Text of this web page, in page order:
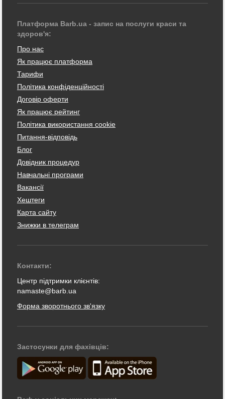
Платформа Barb.ua - запис на послуги краси та
здоров'я:
Про нас
Як працює платформа
Тарифи
Політика конфіденційності
Договір оферти
Як працює рейтинг
Політика використання cookie
Питання-відповідь
Блог
Довідник процедур
Навчальні програми
Вакансії
Хештеги
Карта сайту
Знижки в телеграм
Контакти:
Центр підтримки клієнтів:
namaste@barb.ua
Форма зворотнього зв'язку
Застосунки для фахівців: